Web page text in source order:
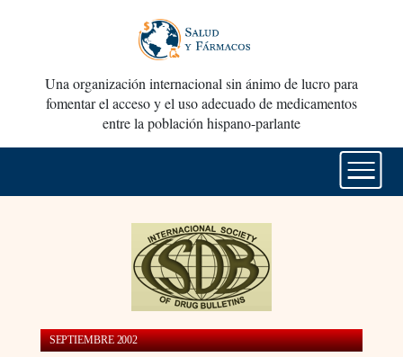
Una organización internacional sin ánimo de lucro para
fomentar el acceso y el uso adecuado de medicamentos
entre la población hispano-parlante
SEPTIEMBRE 2002